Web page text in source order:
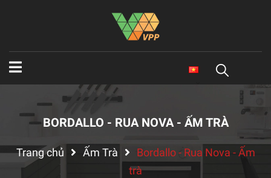
BORDALLO - RUA NOVA - ẤM TRÀ
Trang chủ Ấm Trà
Bordallo - Rua Nova - Ấm
trà